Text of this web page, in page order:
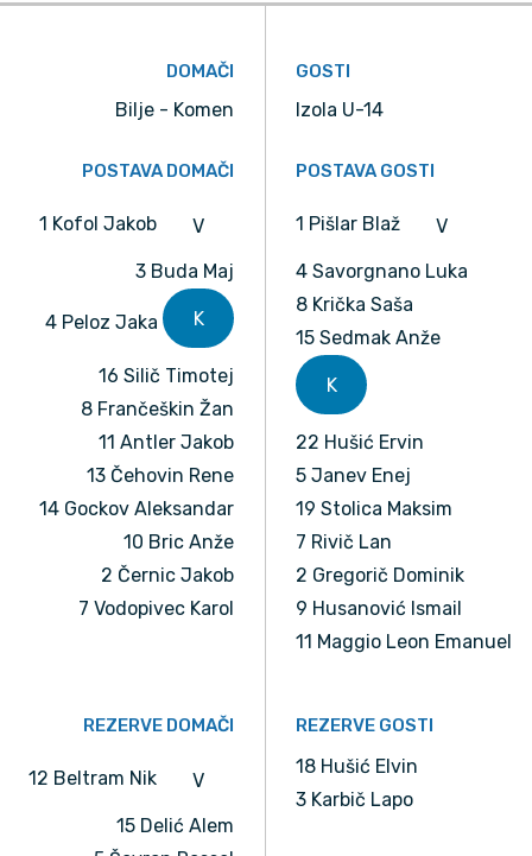
DOMAČI
Bilje - Komen
GOSTI
Izola U-14
POSTAVA DOMAČI
1 Kofol Jakob V
3 Buda Maj
4 Peloz Jaka K
16 Silič Timotej
8 Frančeškin Žan
11 Antler Jakob
13 Čehovin Rene
14 Gockov Aleksandar
10 Bric Anže
2 Černic Jakob
7 Vodopivec Karol
POSTAVA GOSTI
1 Pišlar Blaž V
4 Savorgnano Luka
8 Krička Saša
15 Sedmak Anže
K
22 Hušić Ervin
5 Janev Enej
19 Stolica Maksim
7 Rivič Lan
2 Gregorič Dominik
9 Husanović Ismail
11 Maggio Leon Emanuel
REZERVE DOMAČI
12 Beltram Nik V
15 Delić Alem
REZERVE GOSTI
18 Hušić Elvin
3 Karbič Lapo